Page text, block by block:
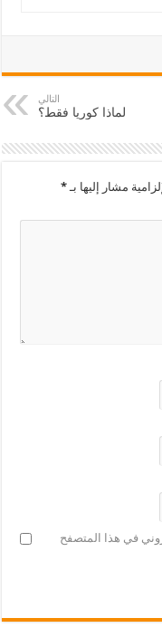
التالي
لماذا كوريا فقط؟
مشار إليها بـ*
في هذا المتصفح